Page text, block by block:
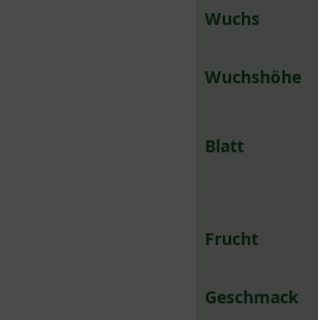
Wuchs
Wuchshöhe
Blatt
Frucht
Geschmack